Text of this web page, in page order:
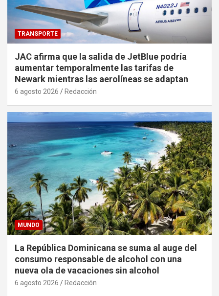
TRANSPORTE
JAC afirma que la salida de JetBlue podría
aumentar temporalmente las tarifas de
Newark mientras las aerolíneas se adaptan
6 agosto 2026 Redacción
MUNDO
La República Dominicana se suma al auge del
consumo responsable de alcohol con una
nueva ola de vacaciones sin alcohol
6 agosto 2026 Redacción